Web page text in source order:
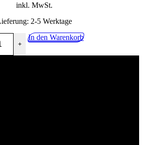
inkl. MwSt.
2-5 Werktage
Kellerbier 20x0,5L Menge
+
In den Warenkorb